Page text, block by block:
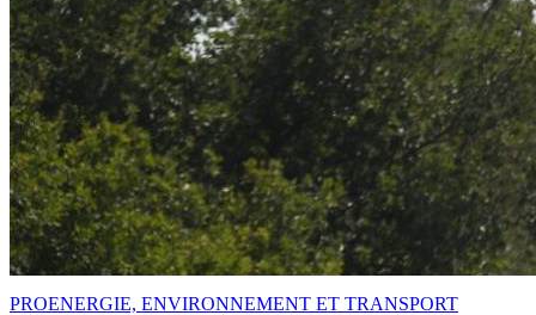
PROENERGIE, ENVIRONNEMENT ET TRANSPORT